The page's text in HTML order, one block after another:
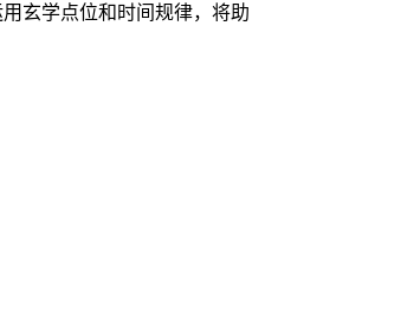
玄学点位和时间规律，将助